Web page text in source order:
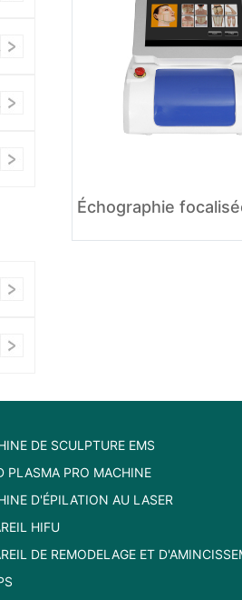
DE SCULPTURE EMS
PLASMA PRO MACHINE
D'ÉPILATION AU LASER
HIFU
DE REMODELAGE ET